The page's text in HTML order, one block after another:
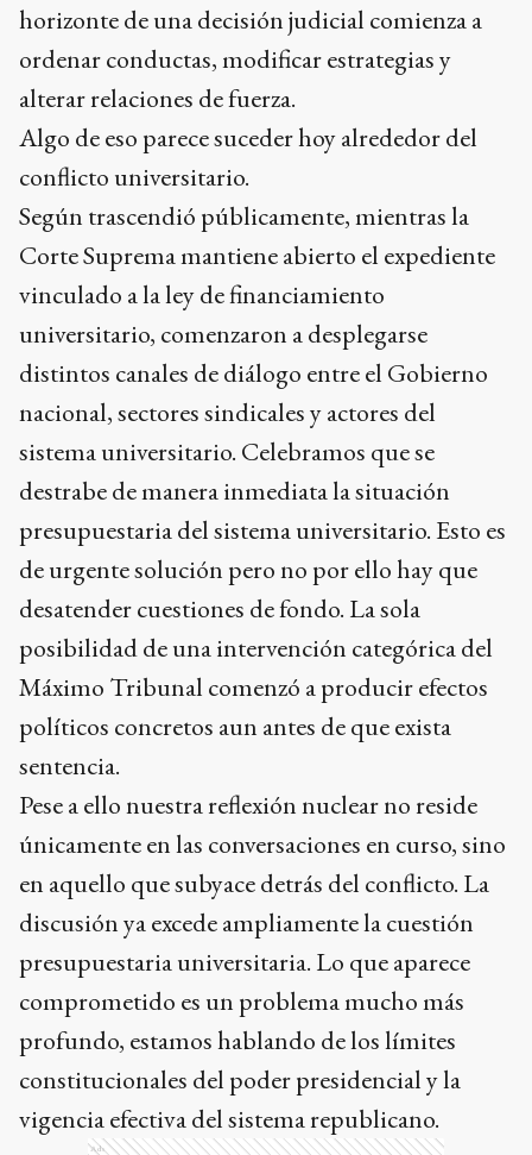
horizonte de una decisión judicial comienza a
ordenar conductas, modificar estrategias y
alterar relaciones de fuerza.
Algo de eso parece suceder hoy alrededor del
conflicto universitario.
Según trascendió públicamente, mientras la
Corte Suprema mantiene abierto el expediente
vinculado a la ley de financiamiento
universitario, comenzaron a desplegarse
distintos canales de diálogo entre el Gobierno
nacional, sectores sindicales y actores del
sistema universitario. Celebramos que se
destrabe de manera inmediata la situación
presupuestaria del sistema universitario. Esto es
de urgente solución pero no por ello hay que
desatender cuestiones de fondo. La sola
posibilidad de una intervención categórica del
Máximo Tribunal comenzó a producir efectos
políticos concretos aun antes de que exista
sentencia.
Pese a ello nuestra reflexión nuclear no reside
únicamente en las conversaciones en curso, sino
en aquello que subyace detrás del conflicto. La
discusión ya excede ampliamente la cuestión
presupuestaria universitaria. Lo que aparece
comprometido es un problema mucho más
profundo, estamos hablando de los límites
constitucionales del poder presidencial y la
vigencia efectiva del sistema republicano.
Ads